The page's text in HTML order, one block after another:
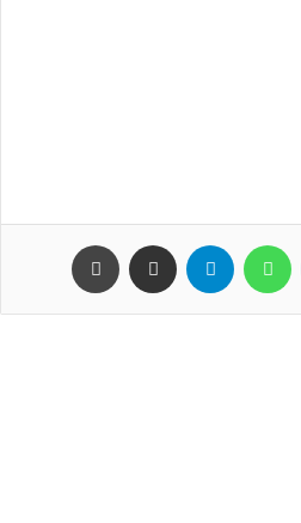
لينكدإن واتساب تيلقرام مشاركة عبر البريد